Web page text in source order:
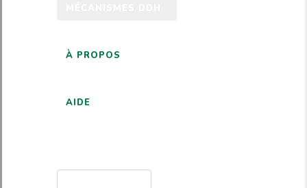
À PROPOS
AIDE